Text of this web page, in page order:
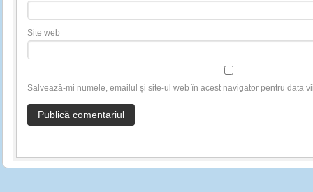
Site web
Salvează-mi numele, emailul și site-ul web în acest navigator pentru data